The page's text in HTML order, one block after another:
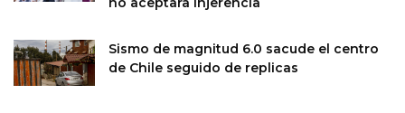
Sismo de magnitud 6.0 sacude el centro
de Chile seguido de replicas